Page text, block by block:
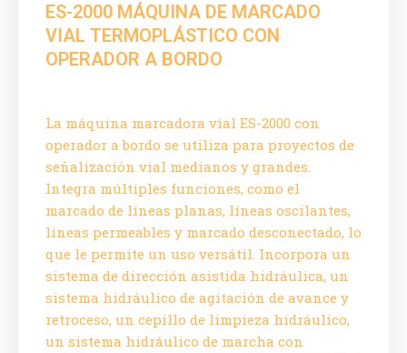
ES-2000 MÁQUINA DE MARCADO
VIAL TERMOPLÁSTICO CON
OPERADOR A BORDO
La máquina marcadora vial ES-2000 con
operador a bordo se utiliza para proyectos de
señalización vial medianos y grandes.
Integra múltiples funciones, como el
marcado de líneas planas, líneas oscilantes,
líneas permeables y marcado desconectado, lo
que le permite un uso versátil. Incorpora un
sistema de dirección asistida hidráulica, un
sistema hidráulico de agitación de avance y
retroceso, un cepillo de limpieza hidráulico,
un sistema hidráulico de marcha con